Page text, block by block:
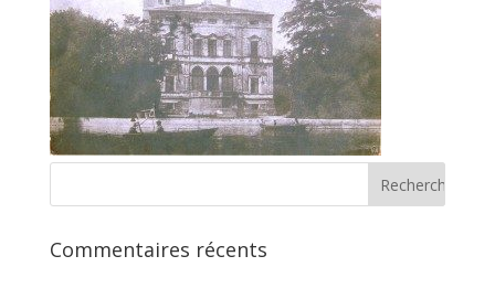
Commentaires récents